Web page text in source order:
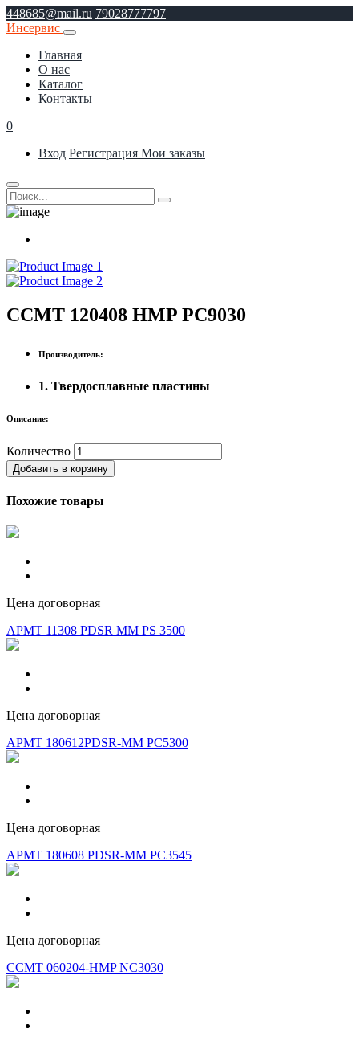
448685@mail.ru 79028777797
Инсервис
Главная
О нас
Каталог
Контакты
0
Вход Регистрация Мои заказы
CCMT 120408 HMP PC9030
Производитель:
1. Твердосплавные пластины
Описание:
Количество
Добавить в корзину
Похожие товары
Цена договорная
APMT 11308 PDSR MM PS 3500
Цена договорная
APMT 180612PDSR-MM PC5300
Цена договорная
APMT 180608 PDSR-MM PC3545
Цена договорная
CCMT 060204-HMP NC3030